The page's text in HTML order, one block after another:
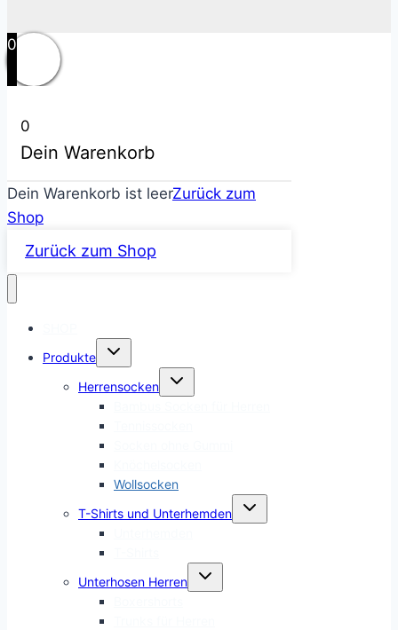
0
0
Dein Warenkorb
Dein Warenkorb ist leerZurück zum
Shop
Zurück zum Shop
Produkte
Untermenü
Herrensocken
Untermenü
Wollsocken
T-Shirts und Unterhemden
Untermenü
Unterhosen Herren
Untermenü